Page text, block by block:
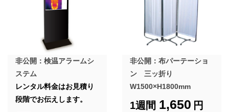
非公開：検温アラームシ
ステム
レンタル料金はお見積り
段階でお伝えします。
非公開：布パーテーショ
ン 三ッ折り
W1500×H1800mm
1週間 1,650 円